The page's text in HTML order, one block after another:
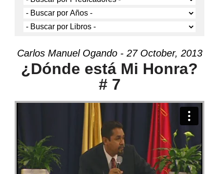
Carlos Manuel Ogando - 27 October, 2013
¿Dónde está Mi Honra?
# 7